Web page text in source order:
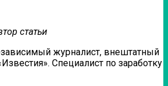
статьи
журналист, внештатный
Специалист по заработку